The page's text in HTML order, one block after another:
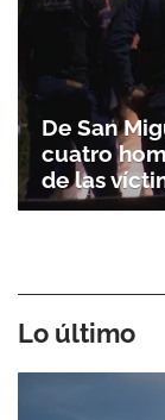
De San
cuatro
de las
Lo último